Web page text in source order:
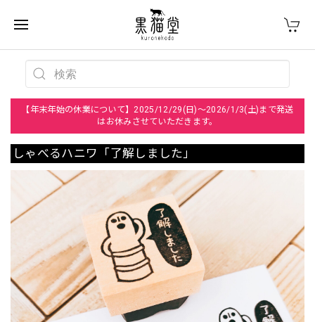
【年末年始の休業について】2025/12/29(日)～2026/1/3(土)まで発送
はお休みさせていただきます。
しゃべるハニワ「了解しました」